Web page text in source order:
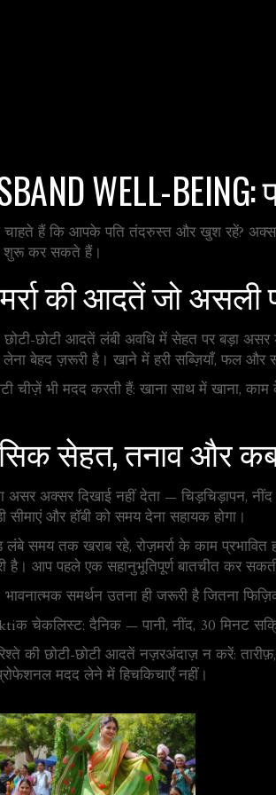
WELL-
हैं कि आपके पति तंदरुस्त और खुश रहें?
शुरू कर सकते हैं।
की आदतें जो असली
छोटी आदतें लंबी अवधि में सेहत पर बड़ा असर
लेना बेहद ज़रूरी है। खाने में हरी सब्ज़ियाँ, फल
चीज़ें भी मदद करती हैं: खाना साथ में खाना,
सेहत, तनाव और
असर अक्सर दिखाई नहीं देता — चिड़चिड़ापन,
सीमाएं और हॉबी को समय देना सहायक होगा।
समय तक खराब रहे, रोज़मर्रा के काम
है। आप पहले एक सहानुभूतिपूर्ण बातचीत कर
भावनात्मक समर्थन उतना ही जरूरी है जितना
चेकलिस्ट: दैनिक — पानी, नींद, 30 मिनट
की छोटी-छोटी आदतें नज़रअंदाज़ न करें:
मदद लेने में हिचकिचाएँ नहीं।